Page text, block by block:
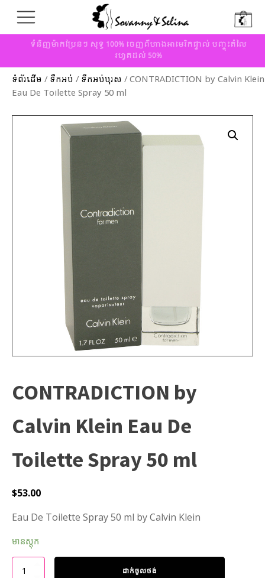
ទំនិញម៉ាកប្រែនៗ សុទ្ធ 100% ចេញពីហាងអាមេរិកផ្ទាល់ បញ្ចុះតំលៃ
រហូតដល់ 50%
ទំព័រដើម / ទឹកអប់ / ទឹកអប់បុរស / CONTRADICTION by Calvin Klein
Eau De Toilette Spray 50 ml
CONTRADICTION by
Calvin Klein Eau De
Toilette Spray 50 ml
$53.00
Eau De Toilette Spray 50 ml by Calvin Klein
មានស្តុក
ដាក់ចូលថង់